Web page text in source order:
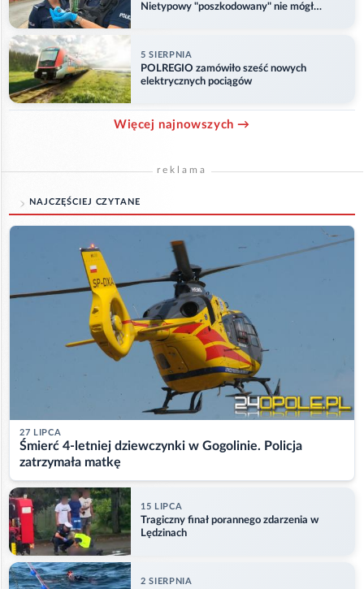
Nietypowy "poszkodowany" nie mógł
5 SIERPNIA
POLREGIO zamówiło sześć nowych
elektrycznych pociągów
Więcej najnowszych →
reklama
NAJCZĘŚCIEJ CZYTANE
27 LIPCA
Śmierć 4-letniej dziewczynki w Gogolinie. Policja
zatrzymała matkę
15 LIPCA
Tragiczny finał porannego zdarzenia w
Lędzinach
2 SIERPNIA